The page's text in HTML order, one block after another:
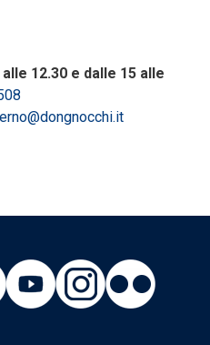
12.30 e dalle 15 alle